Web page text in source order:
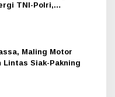
TNI-Polri,
Maling Motor
Lintas Siak-Pakning